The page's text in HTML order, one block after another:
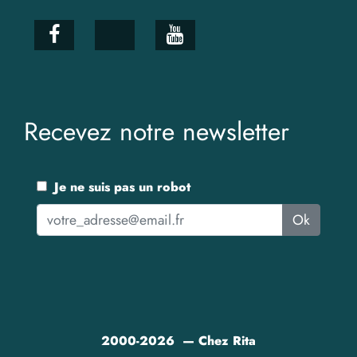
Recevez notre newsletter
Je ne suis pas un robot
Ok
2000-2026 — Chez Rita